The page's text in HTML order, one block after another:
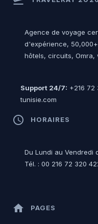
Agence de voyage
d'expérience,
hôtels, circuits, Omra,
Support 24/7: +216 72
tunisie.com
access_time HORAIRES
Du Lundi au Vendredi
Tél. : 00 216 72 320
home PAGES